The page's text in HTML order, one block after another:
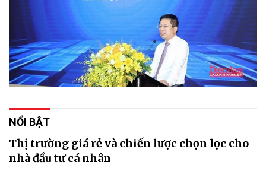
NỔI BẬT
Thị trường giá rẻ và chiến lược chọn lọc cho
nhà đầu tư cá nhân